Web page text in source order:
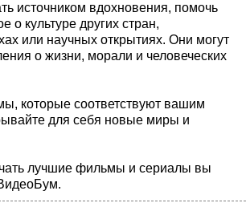
источником вдохновения, помочь
о культуре других стран,
или научных открытиях. Они могут
о жизни, морали и человеческих
которые соответствуют вашим
для себя новые миры и
лучшие фильмы и сериалы вы